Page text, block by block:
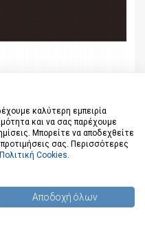
Μύτης Brush
Ohuhu Honolulu
καλύτερη εμπειρία
και να σας παρέχουμε
Μπορείτε να αποδεχθείτε
σας. Περισσότερες
Πολιτική Cookies.
Αποδοχή όλων
(0) προϊόντα